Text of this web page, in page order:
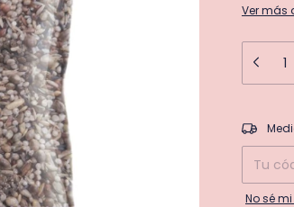
Ver más
Entregas
No sé